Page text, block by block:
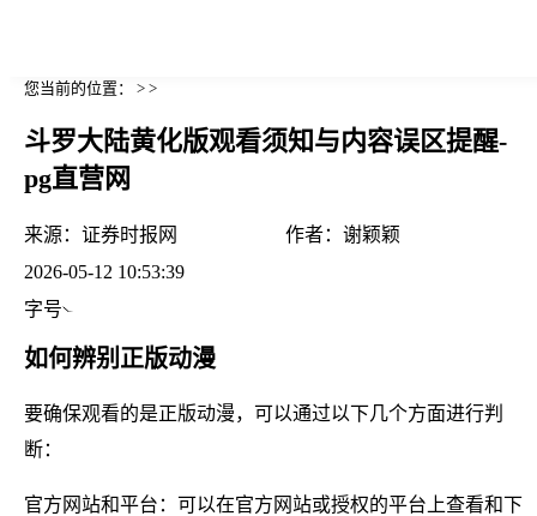
您当前的位置： > >
斗罗大陆黄化版观看须知与内容误区提醒-
pg直营网
来源： 证券时报网 作者： 谢颖颖
2026-05-12 10:53:39
字号
如何辨别正版动漫
要确保观看的是正版动漫，可以通过以下几个方面进行判
断：
官方网站和平台：可以在官方网站或授权的平台上查看和下